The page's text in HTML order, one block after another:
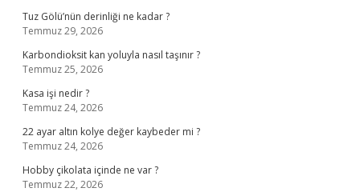
Tuz Gölü’nün derinliği ne kadar ?
Temmuz 29, 2026
Karbondioksit kan yoluyla nasıl taşınır ?
Temmuz 25, 2026
Kasa işi nedir ?
Temmuz 24, 2026
22 ayar altın kolye değer kaybeder mi ?
Temmuz 24, 2026
Hobby çikolata içinde ne var ?
Temmuz 22, 2026